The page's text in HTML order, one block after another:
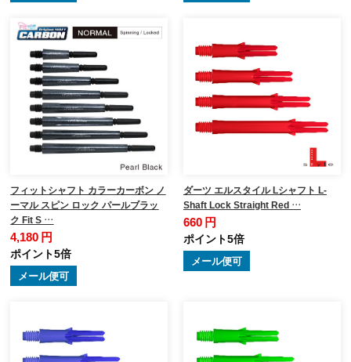
フィットシャフト カラーカーボン ノ
ーマル スピン ロック パールブラッ
ク Fit S …
4,180 円
ポイント5倍
メール便可
ダーツ エルスタイル Lシャフト L-
Shaft Lock Straight Red …
660 円
ポイント5倍
メール便可